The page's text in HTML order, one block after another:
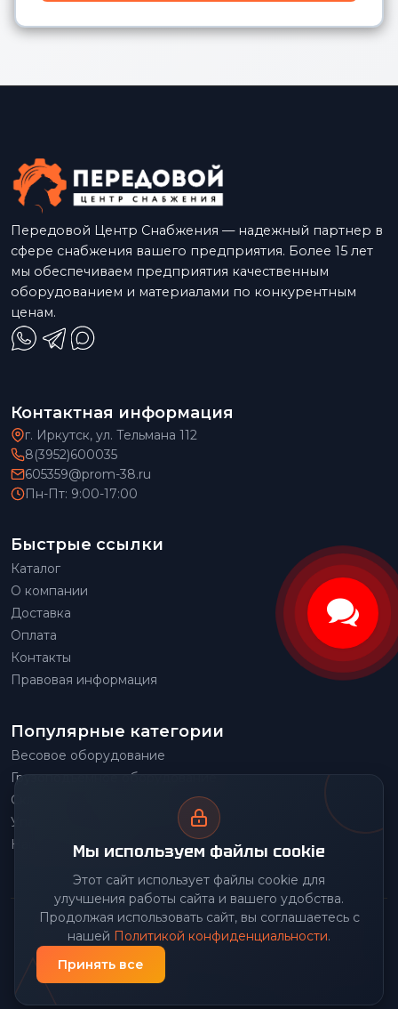
Мы используем файлы cookie
Этот сайт использует файлы cookie для
улучшения работы сайта и вашего удобства.
Продолжая использовать сайт, вы соглашаетесь с
нашей Политикой конфиденциальности.
Принять все
Передовой Центр Снабжения — надежный партнер в
сфере снабжения вашего предприятия. Более 15 лет
мы обеспечиваем предприятия качественным
оборудованием и материалами по конкурентным
ценам.
Контактная информация
г. Иркутск, ул. Тельмана 112
8(3952)600035
605359@prom-38.ru
Пн-Пт: 9:00-17:00
Быстрые ссылки
Каталог
О компании
Доставка
Оплата
Контакты
Правовая информация
Популярные категории
Весовое оборудование
Грузоподъемное оборудование
Складское оборудование
Упаковочное оборудование
Наше производство
© 2026 Передовой Центр снабжения. Все права
защищены.
Политика
конфиденциальности